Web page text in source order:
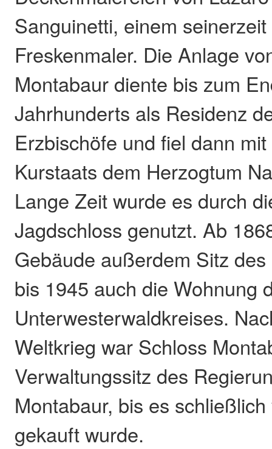
Sanguinetti, einem
Freskenmaler. Die Anlage
Montabaur diente bis zum
Jahrhunderts als Residenz
Erzbischöfe und fiel dann
Kurstaats dem Herzogtum
Lange Zeit wurde es durch
Jagdschloss genutzt. Ab
Gebäude außerdem Sitz
bis 1945 auch die Wohnung
Unterwesterwaldkreises.
Weltkrieg war Schloss
Verwaltungssitz des
Montabaur, bis es
gekauft wurde.